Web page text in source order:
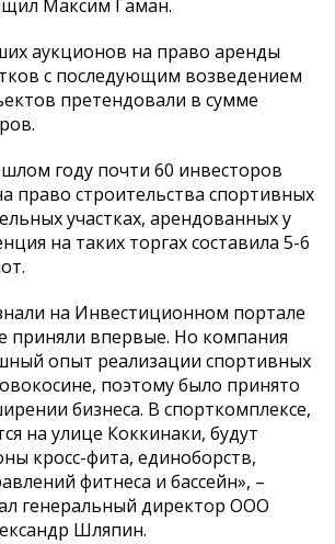
Максим Гаман.
аукционов на право аренды
с последующим возведением
претендовали в сумме
году почти 60 инвесторов
право строительства спортивных
участках, арендованных у
на таких торгах составила 5-6
на Инвестиционном портале
приняли впервые. Но компания
опыт реализации спортивных
поэтому было принято
бизнеса. В спорткомплексе,
на улице Коккинаки, будут
кросс-фита, единоборств,
фитнеса и бассейн», –
генеральный директор ООО
Шляпин.